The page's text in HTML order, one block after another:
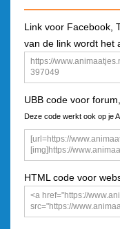
Link voor Facebook,
van de link wordt het
UBB code voor
Deze code werkt ook op je
een plaatje
HTML code voor